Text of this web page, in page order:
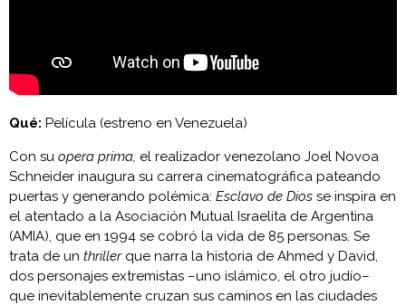
Qué: Película (estreno en Venezuela)
Con su opera prima, el realizador venezolano Joel Novoa
Schneider inaugura su carrera cinematográfica pateando
puertas y generando polémica: Esclavo de Dios se inspira en
el atentado a la Asociación Mutual Israelita de Argentina
(AMIA), que en 1994 se cobró la vida de 85 personas. Se
trata de un thrillerque narra la historia de Ahmed y David,
dos personajes extremistas –uno islámico, el otro judío–
que inevitablemente cruzan sus caminos en las ciudades